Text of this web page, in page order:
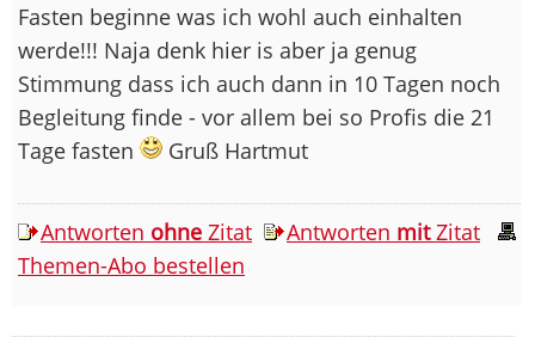
Fasten beginne was ich wohl auch einhalten
werde!!! Naja denk hier is aber ja genug
Stimmung dass ich auch dann in 10 Tagen noch
Begleitung finde - vor allem bei so Profis die 21
Tage fasten
Gruß Hartmut
Antworten ohne Zitat Antworten mitZitat
Themen-Abo bestellen